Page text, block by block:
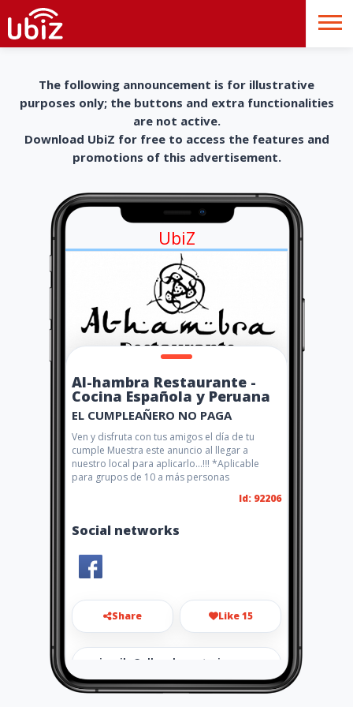
The following announcement is for illustrative
purposes only; the buttons and extra functionalities
are not active.
Download UbiZ for free to access the features and
promotions of this advertisement.
UbiZ
Al-hambra Restaurante -
Cocina Española y Peruana
EL CUMPLEAÑERO NO PAGA
Ven y disfruta con tus amigos el día de tu
cumple Muestra este anuncio al llegar a
nuestro local para aplicarlo...!!! *Aplicable
para grupos de 10 a más personas
Id: 92206
Social networks
Share Like 15
jcavila@alhambracatering.co
m